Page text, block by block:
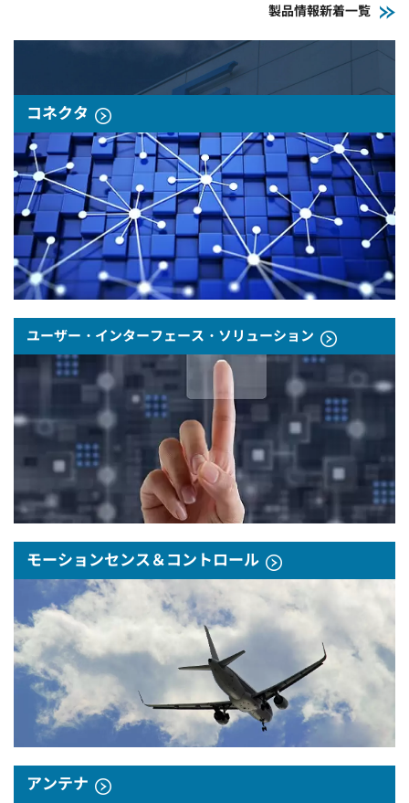
製品情報新着一覧
コネクタ
ユーザー・インターフェース・ソリューション
モーションセンス＆コントロール
アンテナ